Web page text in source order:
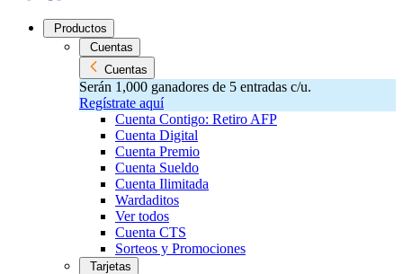
Productos
Cuentas
Cuentas
Serán 1,000 ganadores de 5 entradas c/u.
Regístrate aquí
Cuenta Contigo: Retiro AFP
Cuenta Digital
Cuenta Premio
Cuenta Sueldo
Cuenta Ilimitada
Wardaditos
Ver todos
Cuenta CTS
Sorteos y Promociones
Tarjetas